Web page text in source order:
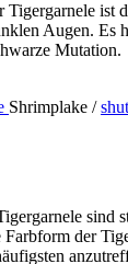
ist
Augen. Es
Mutation.
Shrimplake /
sind
der